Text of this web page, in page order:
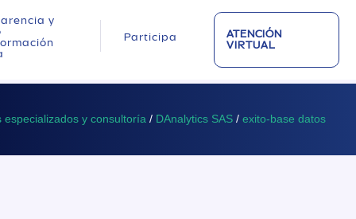
y
Participa
ATENCIÓN
VIRTUAL
especializados y consultoría / DAnalytics SAS / exito-base datos